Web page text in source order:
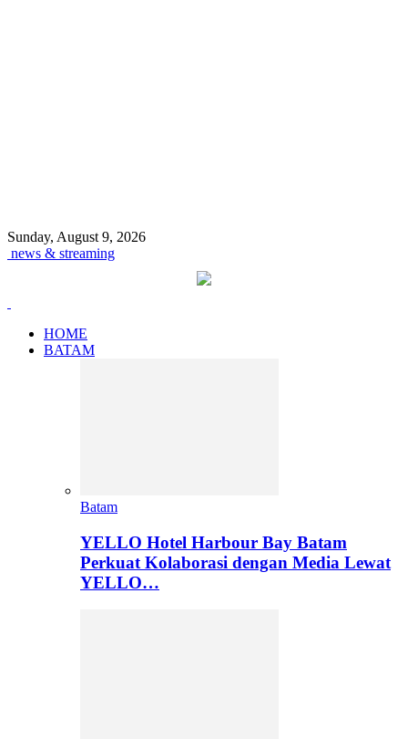
Sunday, August 9, 2026
news & streaming
HOME
BATAM
Batam
YELLO Hotel Harbour Bay Batam
Perkuat Kolaborasi dengan Media Lewat
YELLO…